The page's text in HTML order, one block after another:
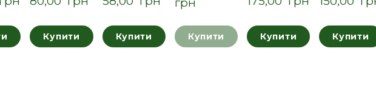
Купити Купити Купити Купити Купити